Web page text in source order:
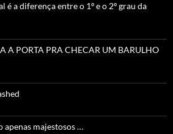
é a diferença entre o 1º e o 2º grau da
A PORTA PRA CHECAR UM BARULHO
apenas majestosos …